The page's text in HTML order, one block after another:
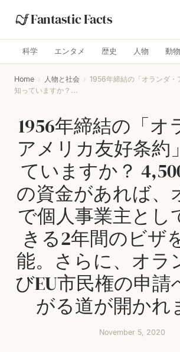
Fantastic Facts
科学 エンタメ 歴史 人物 動物
Home › 人物と社会 › 1956年締結の「オランダ・
知っていますか？...
1956年締結の「オ
アメリカ友好条約
ていますか？
の資金があれば、
で個人事業主とし
きる2年間のビザ
能。さらに、オラ
びEU市民権の申請
がる道が開かれ
November 5, 2020